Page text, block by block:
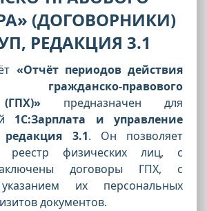
(ДОГОВОРНИКИ)
РЕДАКЦИЯ 3.1
«Отчёт периодов действия
гражданско-правового
предназначен для
1С:Зарплата и управление
редакция 3.1. Он позволяет
реестр физических лиц, с
договоры ГПХ, с
их персональных
документов.